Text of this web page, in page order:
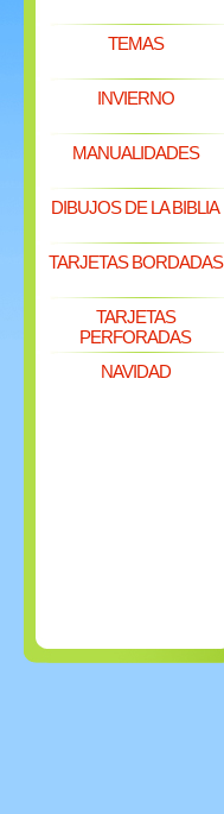
TEMAS
INVIERNO
MANUALIDADES
DIBUJOS DE LA BIBLIA
TARJETAS BORDADAS
TARJETAS
PERFORADAS
NAVIDAD